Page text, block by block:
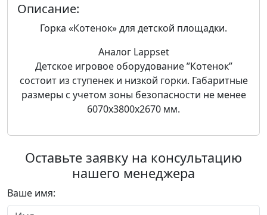
Описание:
Горка «Котенок» для детской площадки.
Аналог Lappset
Детское игровое оборудование ”Котенок”
состоит из ступенек и низкой горки. Габаритные
размеры с учетом зоны безопасности не менее
6070х3800х2670 мм.
Оставьте заявку на консультацию
нашего менеджера
Ваше имя: